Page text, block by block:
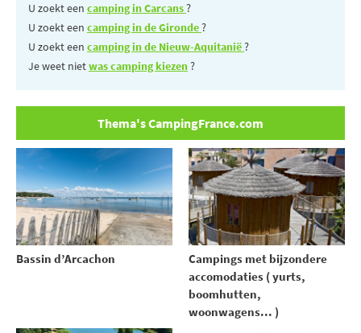
U zoekt een camping in Carcans?
U zoekt een camping in de Gironde?
U zoekt een camping in de Nieuw-Aquitanië?
Je weet nietwas camping kiezen?
Thema's CampingFrance.com
Bassin d’Arcachon
Campings met bijzondere
accomodaties ( yurts,
boomhutten,
woonwagens... )